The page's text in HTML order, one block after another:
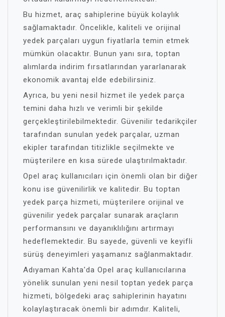
Bu hizmet, araç sahiplerine büyük kolaylık
sağlamaktadır. Öncelikle, kaliteli ve orijinal
yedek parçaları uygun fiyatlarla temin etmek
mümkün olacaktır. Bunun yanı sıra, toptan
alımlarda indirim fırsatlarından yararlanarak
ekonomik avantaj elde edebilirsiniz.
Ayrıca, bu yeni nesil hizmet ile yedek parça
temini daha hızlı ve verimli bir şekilde
gerçekleştirilebilmektedir. Güvenilir tedarikçiler
tarafından sunulan yedek parçalar, uzman
ekipler tarafından titizlikle seçilmekte ve
müşterilere en kısa sürede ulaştırılmaktadır.
Opel araç kullanıcıları için önemli olan bir diğer
konu ise güvenilirlik ve kalitedir. Bu toptan
yedek parça hizmeti, müşterilere orijinal ve
güvenilir yedek parçalar sunarak araçların
performansını ve dayanıklılığını artırmayı
hedeflemektedir. Bu sayede, güvenli ve keyifli
sürüş deneyimleri yaşamanız sağlanmaktadır.
Adıyaman Kahta'da Opel araç kullanıcılarına
yönelik sunulan yeni nesil toptan yedek parça
hizmeti, bölgedeki araç sahiplerinin hayatını
kolaylaştıracak önemli bir adımdır. Kaliteli,